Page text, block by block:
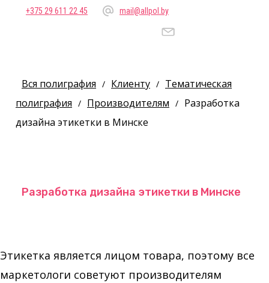
+375 29 611 22 45 mail@allpol.by
Вся полиграфия / Клиенту / Тематическая
полиграфия / Производителям / Разработка
дизайна этикетки в Минске
Разработка дизайна этикетки в Минске
Этикетка является лицом товара, поэтому все
маркетологи советуют производителям